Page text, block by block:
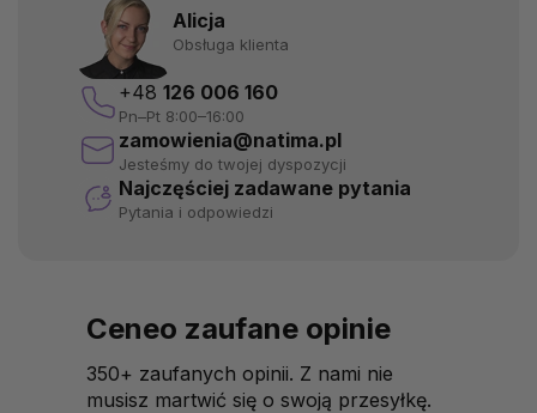
Alicja
Obsługa klienta
+48 126 006 160
Pn–Pt 8:00–16:00
zamowienia@natima.pl
Jesteśmy do twojej dyspozycji
Najczęściej zadawane pytania
Pytania i odpowiedzi
Ceneo zaufane opinie
350+ zaufanych opinii. Z nami nie
musisz martwić się o swoją przesyłkę.